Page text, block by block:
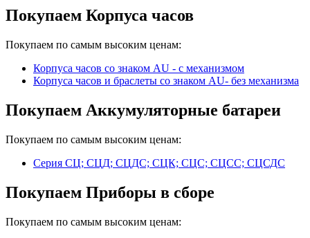
Покупаем Корпуса часов
Покупаем по самым высоким ценам:
Корпуса часов cо знаком AU - с механизмом
Корпуса часов и браслеты со знаком AU- без механизма
Покупаем Аккумуляторные батареи
Покупаем по самым высоким ценам:
Серия СЦ; СЦД; СЦДС; СЦК; СЦС; СЦСС; СЦСДС
Покупаем Приборы в сборе
Покупаем по самым высоким ценам: